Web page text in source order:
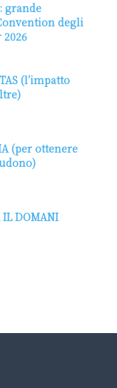
grande
degli
(l’impatto
(per ottenere
IL DOMANI